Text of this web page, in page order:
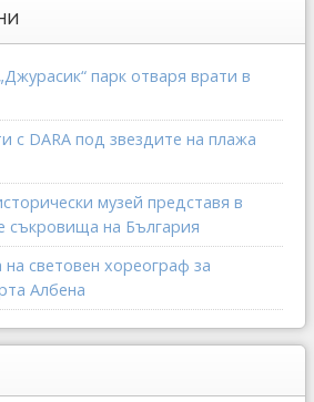
парк отваря врати в
с DARA под звездите на плажа
музей представя в
съкровища на България
на световен хореограф за
Албена